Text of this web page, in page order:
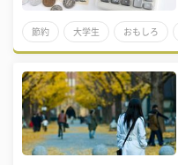
節約 大学生 おもしろ
スーパー